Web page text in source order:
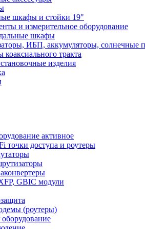
шкафы и стойки 19"
и измерительное оборудование
шкафы
ИБП, аккумуляторы, солнечные
тракта
изделия
активное
точки доступа и роутеры
GBIC модули
(роутеры)